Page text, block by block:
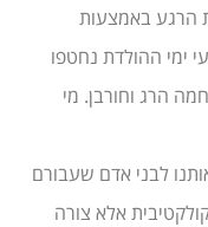
הרגע באמצעות
ימי ההולדת נחטפו
הרג וחורבן. מי
לבני אדם שעבורם
אלא צורה